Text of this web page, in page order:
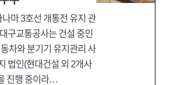
마 3호선 개통전 유지 관
구교통공사는 건설 중인
차와 분기기 유지관리 사
법인(현대건설 외 2개사
진행 중이라…